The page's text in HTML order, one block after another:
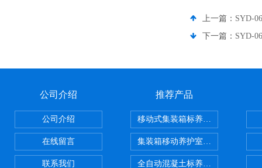
上一篇： SYD-
下一篇： SYD-
公司介绍
公司介绍
在线留言
联系我们
推荐产品
移动式集装箱标养室 养护室设备
集装箱移动养护室 标养室
全自动混凝土标养室恒温恒湿设备